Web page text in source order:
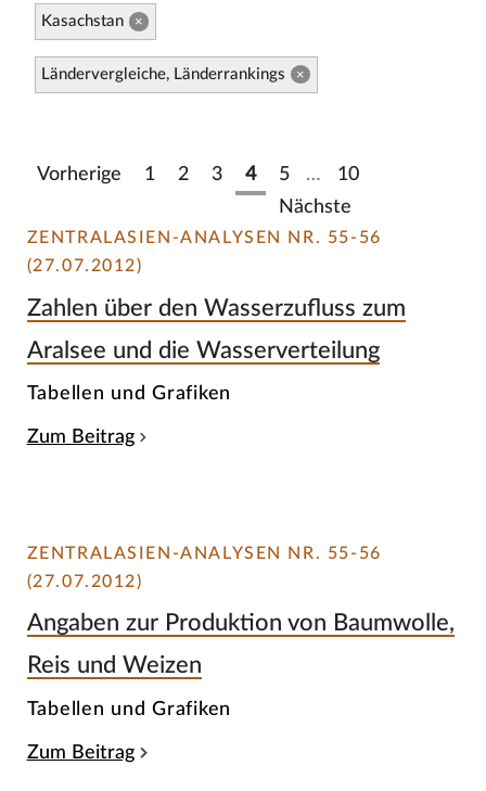
Kasachstan ×
Ländervergleiche, Länderrankings ×
Vorherige 1 2 3 4 5 …
10
Nächste
ZENTRALASIEN-ANALYSEN NR. 55-56
(27.07.2012)
Zahlen über den Wasserzufluss zum
Aralsee und die Wasserverteilung
Tabellen und Grafiken
Zum Beitrag
ZENTRALASIEN-ANALYSEN NR. 55-56
(27.07.2012)
Angaben zur Produktion von Baumwolle,
Reis und Weizen
Tabellen und Grafiken
Zum Beitrag